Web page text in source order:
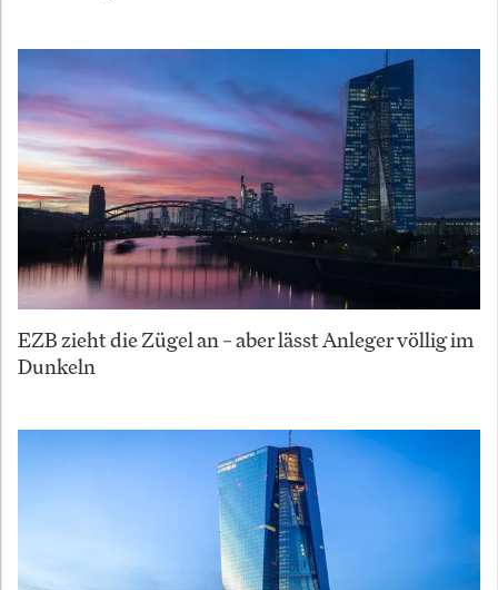
EZB zieht die Zügel an – aber lässt Anleger völlig im
Dunkeln